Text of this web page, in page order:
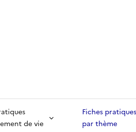
de vie
Fiches pratiques
par thème